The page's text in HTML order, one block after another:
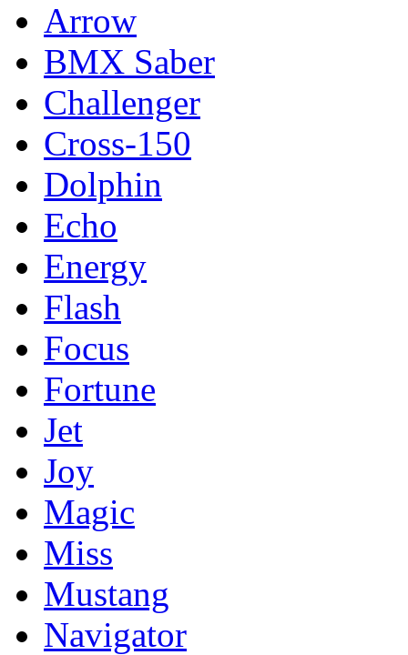
Arrow
BMX Saber
Challenger
Cross-150
Dolphin
Echo
Energy
Flash
Focus
Fortune
Jet
Joy
Magic
Miss
Mustang
Navigator